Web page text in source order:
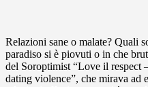
Relazioni sane o malate? Quali
paradiso si è piovuti o in che
del Soroptimist “Love il respect
dating violence”, che mirava ad